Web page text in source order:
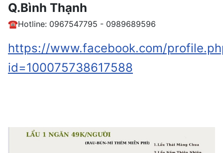
Q.Bình Thạnh
☎️Hotline: 0967547795 - 0989689596
https://www.facebook.com/
id=100075738617588